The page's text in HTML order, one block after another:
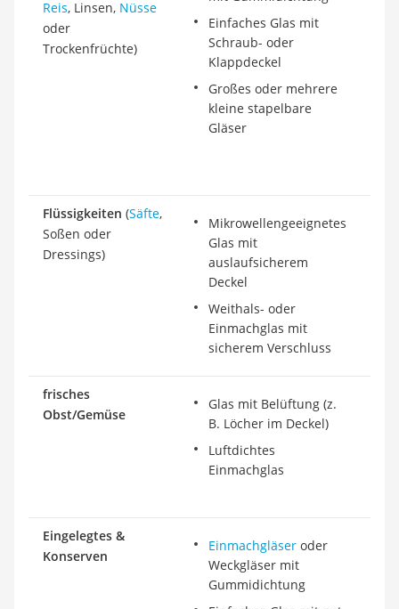
Reis, Linsen, Nüsse
oder
Trockenfrüchte)
Einfaches Glas mit
Schraub- oder
Klappdeckel
Großes oder mehrere
kleine stapelbare
Gläser
Flüssigkeiten (Säfte,
Soßen oder
Dressings)
Mikrowellengeeignetes
Glas mit
auslaufsicherem
Deckel
Weithals- oder
Einmachglas mit
sicherem Verschluss
frisches
Obst/Gemüse
Glas mit Belüftung (z.
B. Löcher im Deckel)
Luftdichtes
Einmachglas
Eingelegtes &
Konserven
Einmachgläser oder
Weckgläser mit
Gummidichtung